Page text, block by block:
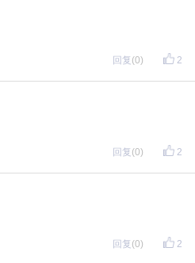
无效
即可领取红包！
即可领取红包！
2
回复 (0)
2
回复 (0)
2
回复 (0)